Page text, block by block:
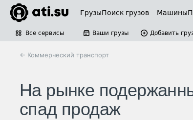
ГрузыПоиск грузов Машины
Все сервисы Ваши грузы Добавить
← Коммерческий транспорт
На рынке
спад продаж